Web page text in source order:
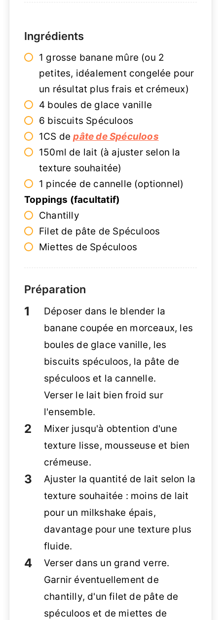
Ingrédients
1 grosse banane mûre (ou 2
petites, idéalement congelée pour
un résultat plus frais et crémeux)
4 boules de glace vanille
6 biscuits Spéculoos
1CS depâte de Spéculoos
150ml de lait (à ajuster selon la
texture souhaitée)
1 pincée de cannelle (optionnel)
Toppings (facultatif)
Chantilly
Filet de pâte de Spéculoos
Miettes de Spéculoos
Préparation
Déposer dans le blender la
banane coupée en morceaux, les
boules de glace vanille, les
biscuits spéculoos, la pâte de
spéculoos et la cannelle.
Verser le lait bien froid sur
l'ensemble.
Mixer jusqu'à obtention d'une
texture lisse, mousseuse et bien
crémeuse.
Ajuster la quantité de lait selon la
texture souhaitée : moins de lait
pour un milkshake épais,
davantage pour une texture plus
fluide.
Verser dans un grand verre.
Garnir éventuellement de
chantilly, d'un filet de pâte de
spéculoos et de miettes de